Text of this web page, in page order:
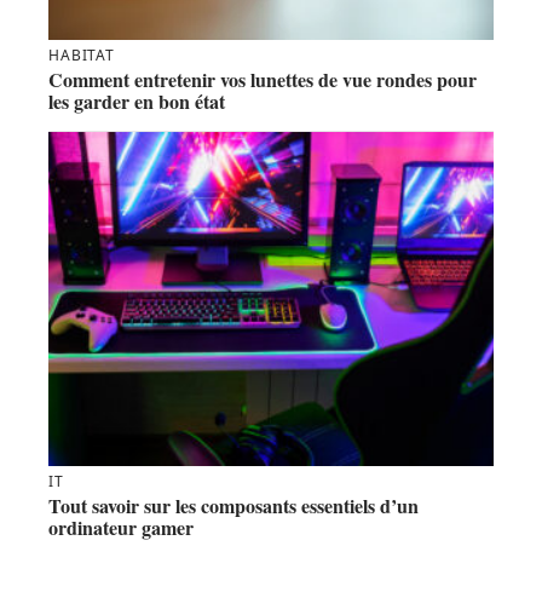
HABITAT
Comment entretenir vos lunettes de vue rondes pour
les garder en bon état
IT
Tout savoir sur les composants essentiels d’un
ordinateur gamer